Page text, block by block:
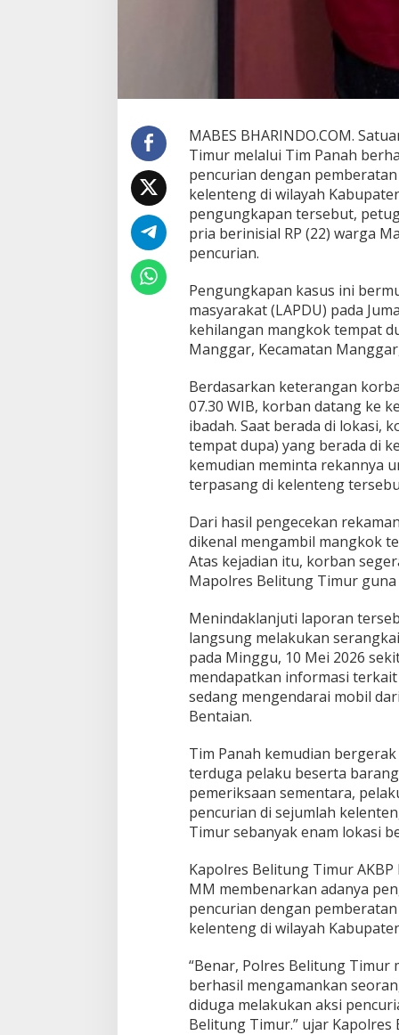
S
u
m
l
a
h
K
e
n
t
n
g
MABES BHARINDO.COM.
Timur melalui Tim Panah
pencurian dengan
kelenteng di wilayah
pengungkapan tersebut,
pria berinisial RP (22) warga
pencurian.
Pengungkapan kasus ini
masyarakat (LAPDU) pada
kehilangan mangkok tempat
Manggar, Kecamatan
Berdasarkan keterangan
07.30 WIB, korban datang ke
ibadah. Saat berada di lokasi,
tempat dupa) yang berada di
kemudian meminta rekannya
terpasang di kelenteng
Dari hasil pengecekan
dikenal mengambil mangkok
Atas kejadian itu, korban
Mapolres Belitung Timur
Menindaklanjuti laporan
langsung melakukan
pada Minggu, 10 Mei 2026
mendapatkan informasi
sedang mengendarai mobil
Bentaian.
Tim Panah kemudian
terduga pelaku beserta
pemeriksaan sementara,
pencurian di sejumlah
Timur sebanyak enam lokasi
Kapolres Belitung Timur AKBP
MM membenarkan adanya
pencurian dengan
kelenteng di wilayah
“Benar, Polres Belitung Timur
berhasil mengamankan
diduga melakukan aksi
Belitung Timur.” ujar Kapolres